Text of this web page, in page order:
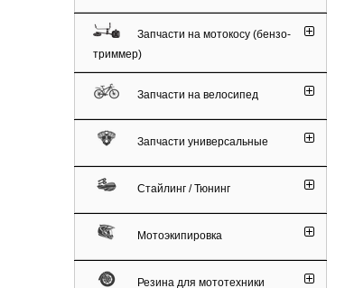
Запчасти на мотокосу (бензо-
триммер)
Запчасти на велосипед
Запчасти универсальные
Стайлинг / Тюнинг
Мотоэкипировка
Резина для мототехники